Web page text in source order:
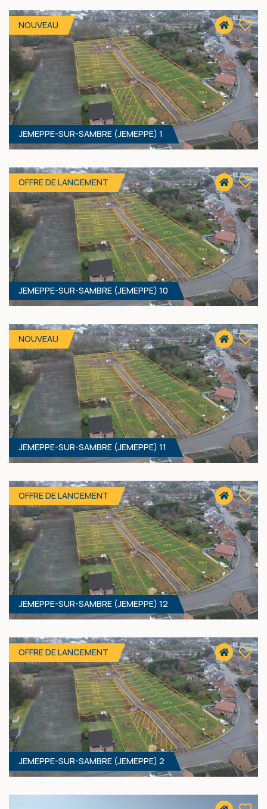
45 900 € HF*
50 900 € HF*
52 400 € HF*
JEMEPPE-SUR-SAMBRE (JEMEPPE) 1
NOUVEAU
88 400 € HF*
JEMEPPE-SUR-SAMBRE (JEMEPPE) 10
OFFRE DE LANCEMENT
93 400 € HF*
JEMEPPE-SUR-SAMBRE (JEMEPPE) 11
NOUVEAU
83 400 €
JEMEPPE-SUR-SAMBRE (JEMEPPE) 12
OFFRE DE LANCEMENT
JEMEPPE-SUR-SAMBRE (JEMEPPE) 2
OFFRE DE LANCEMENT